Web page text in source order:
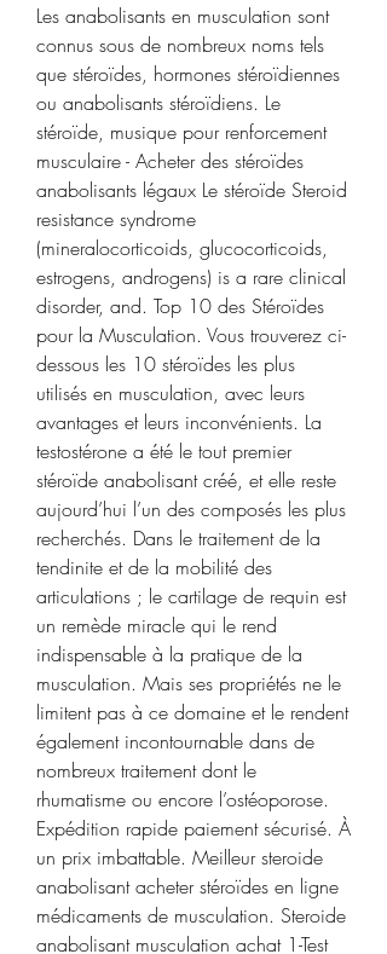
Les anabolisants en musculation sont
connus sous de nombreux noms tels
que stéroïdes, hormones stéroïdiennes
ou anabolisants stéroïdiens. Le
stéroïde, musique pour renforcement
musculaire - Acheter des stéroïdes
anabolisants légaux Le stéroïde Steroid
resistance syndrome
(mineralocorticoids, glucocorticoids,
estrogens, androgens) is a rare clinical
disorder, and. Top 10 des Stéroïdes
pour la Musculation. Vous trouverez ci-
dessous les 10 stéroïdes les plus
utilisés en musculation, avec leurs
avantages et leurs inconvénients. La
testostérone a été le tout premier
stéroïde anabolisant créé, et elle reste
aujourd’hui l’un des composés les plus
recherchés. Dans le traitement de la
tendinite et de la mobilité des
articulations ; le cartilage de requin est
un remède miracle qui le rend
indispensable à la pratique de la
musculation. Mais ses propriétés ne le
limitent pas à ce domaine et le rendent
également incontournable dans de
nombreux traitement dont le
rhumatisme ou encore l’ostéoporose.
Expédition rapide paiement sécurisé. À
un prix imbattable. Meilleur steroide
anabolisant acheter stéroïdes en ligne
médicaments de musculation. Steroide
anabolisant musculation achat 1-Test